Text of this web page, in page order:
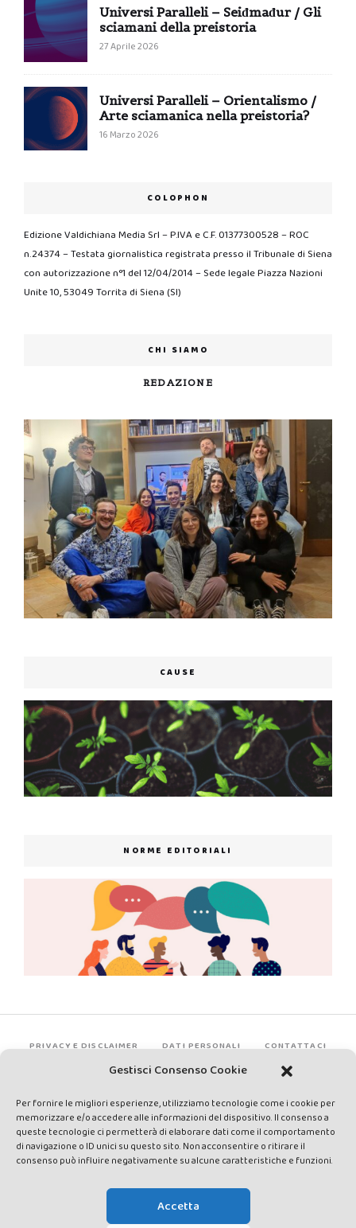
Gestisci Consenso Cookie
Per fornire le migliori esperienze, utilizziamo tecnologie come i cookie per
memorizzare e/o accedere alle informazioni del dispositivo. Il consenso a
queste tecnologie ci permetterà di elaborare dati come il comportamento
di navigazione o ID unici su questo sito. Non acconsentire o ritirare il
consenso può influire negativamente su alcune caratteristiche e funzioni.
Accetta
Universi Paralleli – Seiđmađur / Gli
sciamani della preistoria
27 Aprile 2026
Universi Paralleli – Orientalismo /
Arte sciamanica nella preistoria?
16 Marzo 2026
COLOPHON
Edizione Valdichiana Media Srl – P.IVA e C.F. 01377300528 – ROC
n.24374 – Testata giornalistica registrata presso il Tribunale di Siena
con autorizzazione n°1 del 12/04/2014 – Sede legale Piazza Nazioni
Unite 10, 53049 Torrita di Siena (SI)
CHI SIAMO
REDAZIONE
CAUSE
NORME EDITORIALI
PRIVACY E DISCLAIMER DATI PERSONALI CONTATTACI
rights reserved - Testata registrata presso il Tribunale di Siena con
autorizzazione n°1 del 12/04/2014 - Direttrice Responsabile: Chiara